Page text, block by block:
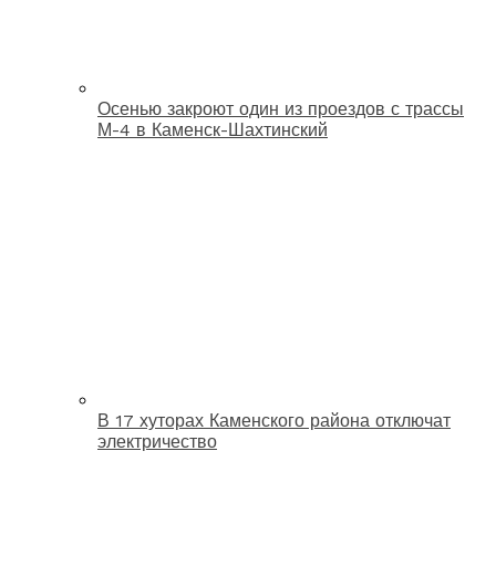
Осенью закроют один из проездов с трассы
М-4 в Каменск-Шахтинский
В 17 хуторах Каменского района отключат
электричество